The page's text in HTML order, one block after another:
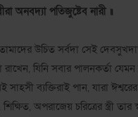
অনবদ্যা পতিজুষ্টেব নারী ॥
উচিত সর্বদা সেই
যিনি সবার পালনকর্তা
সাহসী ব্যক্তিরাই পান, যারা
অপরাজেয় চরিত্রের স্ত্রী